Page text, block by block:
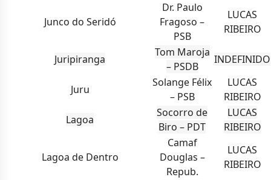
Junco do Seridó
Dr. Paulo
Fragoso –
PSB
LUCAS
RIBEIRO
Juripiranga
Tom Maroja
– PSDB
INDEFINIDO
Juru
Solange Félix
– PSB
LUCAS
RIBEIRO
Lagoa
Socorro de
Biro – PDT
LUCAS
RIBEIRO
Lagoa de Dentro
Camaf
Douglas –
Repub.
LUCAS
RIBEIRO